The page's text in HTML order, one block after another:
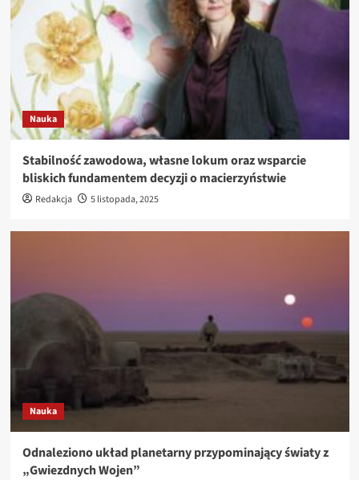
Nauka
Stabilność zawodowa, własne lokum oraz wsparcie
bliskich fundamentem decyzji o macierzyństwie
Redakcja 5 listopada, 2025
Nauka
Odnaleziono układ planetarny przypominający światy z
„Gwiezdnych Wojen”